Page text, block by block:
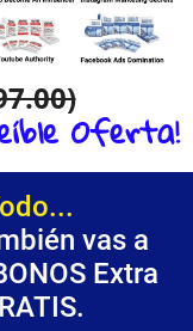
Oferta!
vas a
Extra